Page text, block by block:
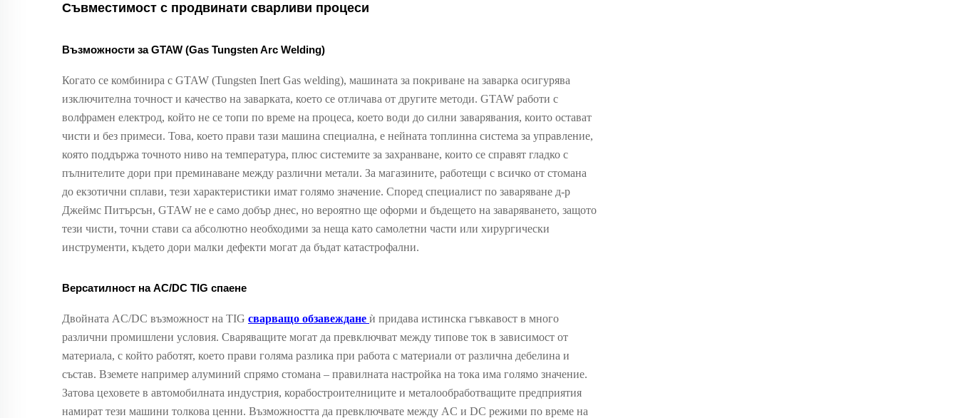
Съвместимост с продвинати сварливи процеси
Възможности за GTAW (Gas Tungsten Arc Welding)
Когато се комбинира с GTAW (Tungsten Inert Gas welding), машината за покриване на заварка осигурява
изключителна точност и качество на заварката, което се отличава от другите методи. GTAW работи с
волфрамен електрод, който не се топи по време на процеса, което води до силни заварявания, които остават
чисти и без примеси. Това, което прави тази машина специална, е нейната топлинна система за управление,
която поддържа точното ниво на температура, плюс системите за захранване, които се справят гладко с
пълнителите дори при преминаване между различни метали. За магазините, работещи с всичко от стомана
до екзотични сплави, тези характеристики имат голямо значение. Според специалист по заваряване д-р
Джеймс Питърсън, GTAW не е само добър днес, но вероятно ще оформи и бъдещето на заваряването, защото
тези чисти, точни стави са абсолютно необходими за неща като самолетни части или хирургически
инструменти, където дори малки дефекти могат да бъдат катастрофални.
Версатилност на AC/DC TIG спаене
Двойната AC/DC възможност на TIG сварващо обзавеждане ѝ придава истинска гъвкавост в много
различни промишлени условия. Сваряващите могат да превключват между типове ток в зависимост от
материала, с който работят, което прави голяма разлика при работа с материали от различна дебелина и
състав. Вземете например алуминий спрямо стомана – правилната настройка на тока има голямо значение.
Затова цеховете в автомобилната индустрия, корабостроителниците и металообработващите предприятия
намират тези машини толкова ценни. Възможността да превключвате между AC и DC режими по време на